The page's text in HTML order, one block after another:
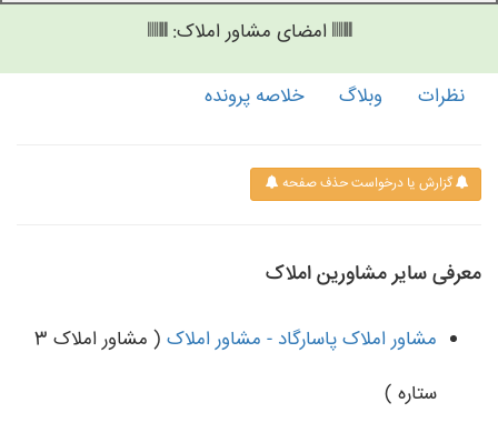
امضای مشاور املاک:
نظرات وبلاگ خلاصه پرونده
گزارش یا درخواست حذف صفحه
معرفی سایر مشاورین املاک
مشاور املاک پاسارگاد - مشاور املاک
( مشاور املاک 3
ستاره )